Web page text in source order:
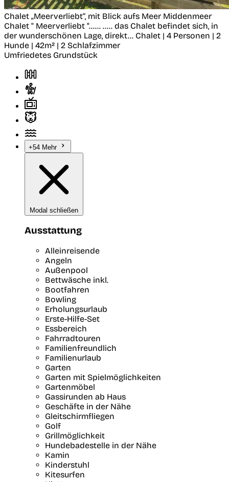
Chalet „Meerverliebt“, mit Blick aufs Meer Middenmeer
Chalet " Meerverliebt "...... ..... das Chalet befindet sich, in
der wunderschönen Lage, direkt... Chalet | 4 Personen | 2
Hunde | 42m² | 2 Schlafzimmer
Umfriedetes Grundstück
+54 Mehr
Modal schließen
Ausstattung
Alleinreisende
Angeln
Außenpool
Bettwäsche inkl.
Bootfahren
Bowling
Erholungsurlaub
Erste-Hilfe-Set
Essbereich
Fahrradtouren
Familienfreundlich
Familienurlaub
Garten
Garten mit Spielmöglichkeiten
Gartenmöbel
Gassirunden ab Haus
Geschäfte in der Nähe
Gleitschirmfliegen
Golf
Grillmöglichkeit
Hundebadestelle in der Nähe
Kamin
Kinderstuhl
Kitesurfen